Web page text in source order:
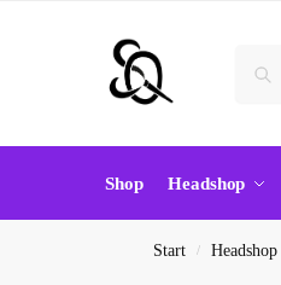
Shop Headshop
Start /